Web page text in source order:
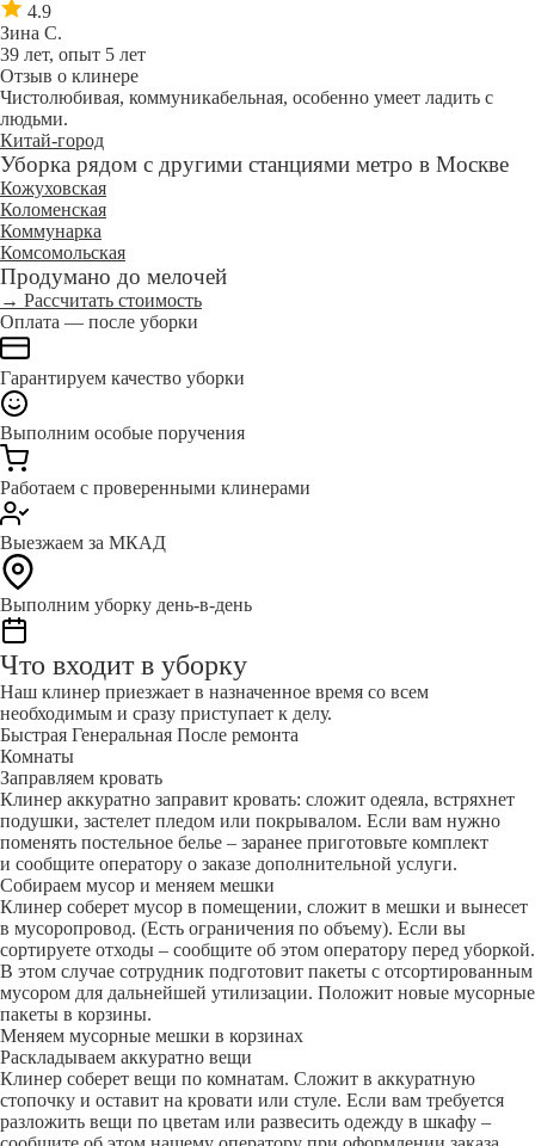
4.9
Зина С.
39 лет, опыт 5 лет
Отзыв о клинере
Чистолюбивая, коммуникабельная, особенно умеет ладить с
людьми.
Китай-город
Уборка рядом с другими станциями метро в Москве
Кожуховская
Коломенская
Коммунарка
Комсомольская
Продумано до мелочей
→ Рассчитать стоимость
Оплата — после уборки
Гарантируем качество уборки
Выполним особые поручения
Работаем с проверенными клинерами
Выезжаем за МКАД
Выполним уборку день-в-день
Что входит в уборку
Наш клинер приезжает в назначенное время со всем
необходимым и сразу приступает к делу.
Быстрая Генеральная После ремонта
Комнаты
Заправляем кровать
Клинер аккуратно заправит кровать: сложит одеяла, встряхнет
подушки, застелет пледом или покрывалом. Если вам нужно
поменять постельное белье – заранее приготовьте комплект
и сообщите оператору о заказе дополнительной услуги.
Собираем мусор и меняем мешки
Клинер соберет мусор в помещении, сложит в мешки и вынесет
в мусоропровод. (Есть ограничения по объему). Если вы
сортируете отходы – сообщите об этом оператору перед уборкой.
В этом случае сотрудник подготовит пакеты с отсортированным
мусором для дальнейшей утилизации. Положит новые мусорные
пакеты в корзины.
Меняем мусорные мешки в корзинах
Раскладываем аккуратно вещи
Клинер соберет вещи по комнатам. Сложит в аккуратную
стопочку и оставит на кровати или стуле. Если вам требуется
разложить вещи по цветам или развесить одежду в шкафу –